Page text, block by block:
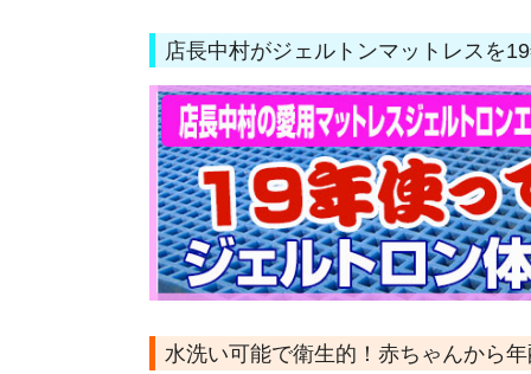
店長中村がジェルトンマットレスを
水洗い可能で衛生的！赤ちゃんから